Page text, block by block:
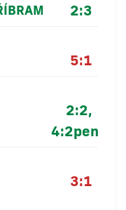
2:3
5:1
2:2,
4:2pen
3:1